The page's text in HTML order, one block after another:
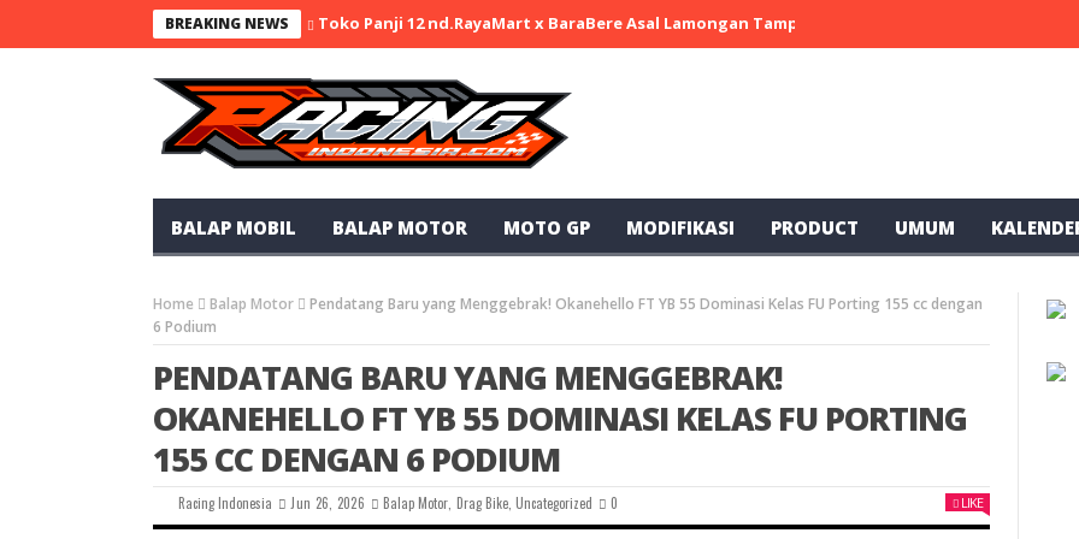
BREAKING NEWS Toko Panji 12 nd.RayaMart x BaraBere Asal Lamongan Tampil Kompetitif, Raih Tiga Podium di
BALAP MOBIL BALAP MOTOR MOTO GP MODIFIKASI PRODUCT UMUM
Home Balap Motor
Pendatang Baru yang Menggebrak! Okanehello FT YB 55 Dominasi Kelas FU Porting 155 cc dengan
6 Podium
PENDATANG BARU YANG MENGGEBRAK!
OKANEHELLO FT YB 55 DOMINASI KELAS FU PORTING
155 CC DENGAN 6 PODIUM
Racing Indonesia Jun 26, 2026 Balap Motor, Drag Bike,Uncategorized 0 LIKE